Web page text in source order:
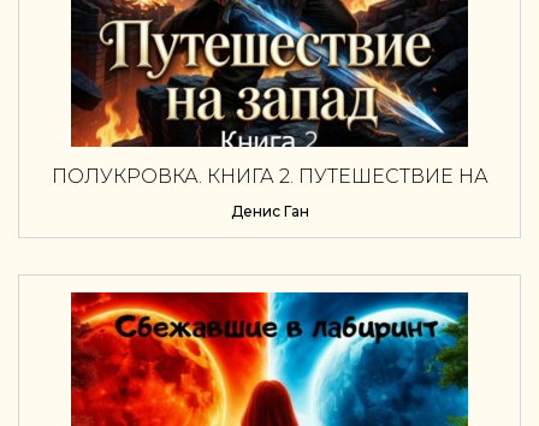
ПОЛУКРОВКА. КНИГА 2. ПУТЕШЕСТВИЕ НА
Денис Ган